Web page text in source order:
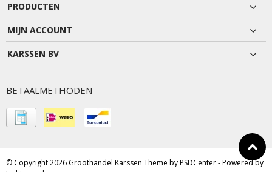
PRODUCTEN
MIJN ACCOUNT
KARSSEN BV
BETAALMETHODEN
© Copyright 2026 Groothandel Karssen Theme byPSDCenter- Powered by